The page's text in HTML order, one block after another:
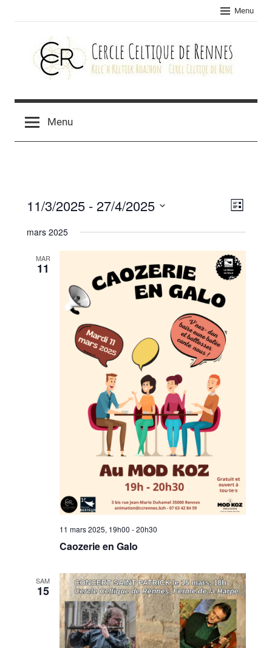
Menu
Cercle
celtique
Menu
par
Liste
11/3/2025 - 27/4/2025
date.
mars 2025
MAR
11
11 mars 2025, 19h00 -20h30
Caozerie en Galo
SAM
15